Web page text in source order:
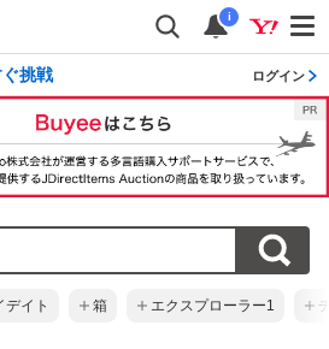
i
挑戦 ログイン
デイト 箱 エクスプローラー1